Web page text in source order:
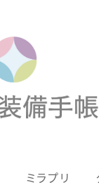
ミラプリ